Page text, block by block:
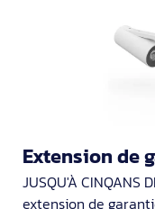
Extension de
JUSQU'À CINQANS
extension de